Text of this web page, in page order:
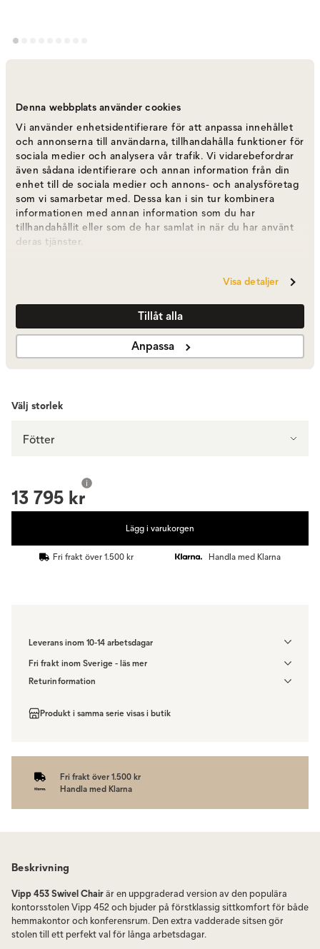
Denna webbplats använder cookies
Vi använder enhetsidentifierare för att anpassa innehållet
och annonserna till användarna, tillhandahålla funktioner för
sociala medier och analysera vår trafik. Vi vidarebefordrar
även sådana identifierare och annan information från din
enhet till de sociala medier och annons- och analysföretag
som vi samarbetar med. Dessa kan i sin tur kombinera
informationen med annan information som du har
tillhandahållit eller som de har samlat in när du har använt
deras tjänster.
Visa detaljer
Tillåt alla
Anpassa
Varumärke:Vipp
Välj färg Camel Läder, Polerat Aluminium
Camel Läder, Polerat Aluminium
Svart Läder, Polerat Aluminium
Visa fler +2
Välj storlek
Fötter
13 795 kr
Lägg i varukorgen
Fri frakt över 1.500 kr Handla med Klarna
Leverans inom 10-14 arbetsdagar
Fri frakt inom Sverige - läs mer
Denna vara skickas till din port/tomtgräns. Innan leverans blir du
ihop med andra produkter skickas hela ordern tillsammans.
Returinformation
enligtdistansavtalslagen.
Produkt i samma serie visas i butik
Fri frakt över 1.500 kr
Handla med Klarna
Beskrivning
Vipp 453 Swivel Chairär en uppgraderad version av den populära
kontorsstolen Vipp 452 och bjuder på förstklassig sittkomfort för både
hemmakontor och konferensrum. Den extra vadderade sitsen gör
stolen till ett perfekt val för långa arbetsdagar.